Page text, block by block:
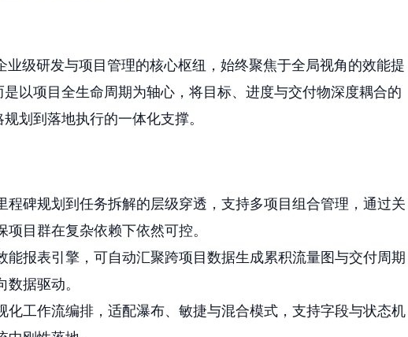
级研发与项目管理的核心枢纽，始终聚焦于全局视角的效能提
以项目全生命周期为轴心，将目标、进度与交付物深度耦合的
划到落地执行的一体化支撑。
程碑规划到任务拆解的层级穿透，支持多项目组合管理，通过关
目群在复杂依赖下依然可控。
能报表引擎，可自动汇聚跨项目数据生成累积流量图与交付周期
据驱动。
化工作流编排，适配瀑布、敏捷与混合模式，支持字段与状态机